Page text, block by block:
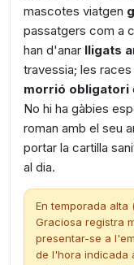
mascotes viatgen
passatgers com a
han d'anar lligats
travessia; les
morrió obligatori
No hi ha gàbies
roman amb el seu
portar la cartilla
al dia.
En temporada alta
Graciosa registra
presentar-se a
de l'hora indicada